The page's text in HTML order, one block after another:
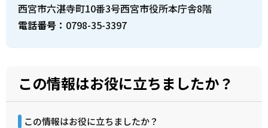
西宮市六湛寺町10番3号西宮市役所本庁舎8階
電話番号： 0798-35-3397
この情報はお役に立ちましたか？
この情報はお役に立ちましたか？